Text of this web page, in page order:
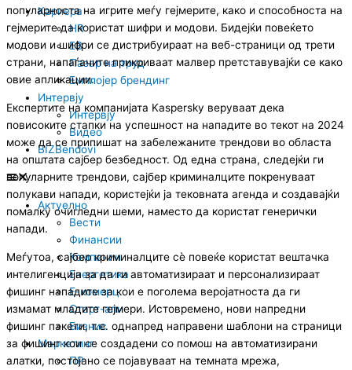
Кариера
HR
EB
Пазар на труд
Емплојер брендинг
Интервју
Интервју
Видео
BIZBendovi
Актуелно
Вести
Финансии
Компании
Енергетика
Е-комерц
Старт-апи
Бизнис
Маркетинг
ПР
популарноста на игрите меѓу гејмерите, како и способноста на
гејмерите да користат шифри и модови. Бидејќи повеќето
модови и шифри се дистрибуираат на веб-страници од трети
страни, напаѓачите прикриваат малвер претставувајќи се како
овие апликации.
Експертите на компанијата Kaspersky веруваат дека
повисоките стапки на успешност на нападите во текот на 2024
може да се припишат на забележаните трендови во областа
на општата сајбер безбедност. Од една страна, следејќи ги
популарните трендови, сајбер криминалците покренуваат
полукави напади, користејќи ја тековната агенда и создавајќи
помалку очигледни шеми, наместо да користат генерички
напади.
Меѓутоа, сајбер криминалците сè повеќе користат вештачка
интелигенција за да ги автоматизираат и персонализираат
фишинг нападите за кои е поголема веројатноста да ги
измамат младите гејмери. Истовремено, нови напредни
фишинг пакети, т.е. однапред направени шаблони на страници
за фишинг кои се создадени со помош на автоматизирани
алатки, постојано се појавуваат на темната мрежа,